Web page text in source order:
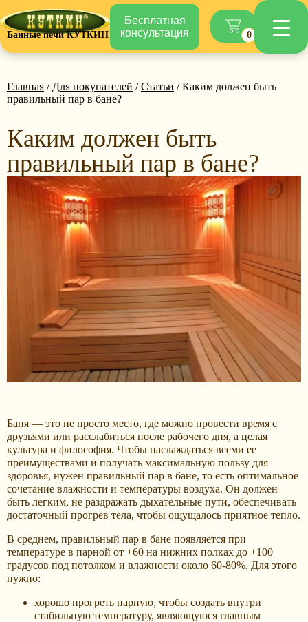
Банные печи КУТКИН
Бесплатная
консультация
0
Главная / Для покупателей /Статьи / Каким должен быть
правильный пар в бане?
Каким должен быть
правильный пар в бане?
Баня — это не просто место, где можно провести время с
друзьями или расслабиться после рабочего дня, а целая
культура и философия. Чтобы наслаждаться всеми ее
преимуществами и получать максимальную пользу для
здоровья, нужен правильный пар в бане, то есть оптимальное
сочетание влажности и температуры воздуха. Он должен
быть легким, не раздражать дыхательные пути, обеспечивать
достаточный прогрев тела, чтобы ощущалось приятное тепло.
В среднем, правильный пар в бане появляется при
температуре в парной от +60 на нижних полках до +100
градусов под потолком и влажности около 60-80%. Для этого
нужно:
хорошо прогреть парную, чтобы создать внутри
стабильную температуру, являющуюся главным